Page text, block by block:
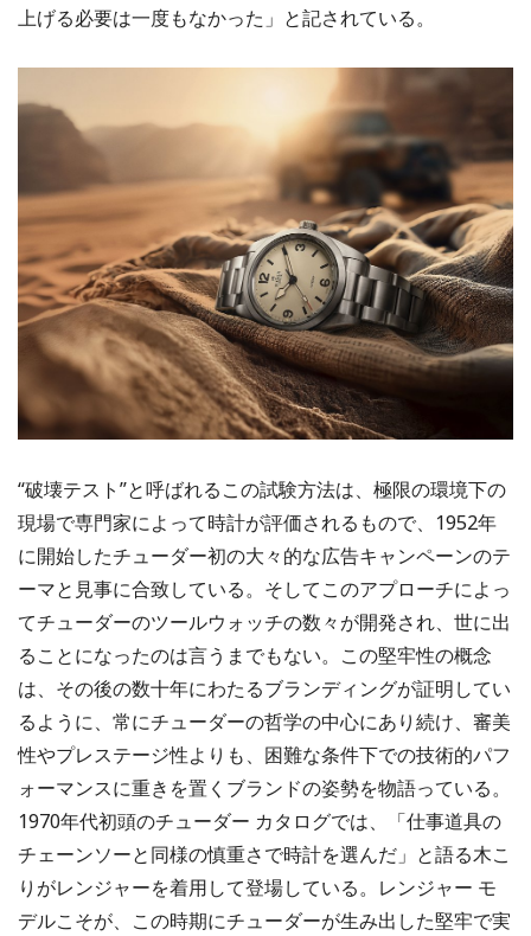
上げる必要は一度もなかった」と記されている。
“破壊テスト”と呼ばれるこの試験方法は、極限の環境下の
現場で専門家によって時計が評価されるもので、1952年
に開始したチューダー初の大々的な広告キャンペーンのテ
ーマと見事に合致している。そしてこのアプローチによっ
てチューダーのツールウォッチの数々が開発され、世に出
ることになったのは言うまでもない。この堅牢性の概念
は、その後の数十年にわたるブランディングが証明してい
るように、常にチューダーの哲学の中心にあり続け、審美
性やプレステージ性よりも、困難な条件下での技術的パフ
ォーマンスに重きを置くブランドの姿勢を物語っている。
1970年代初頭のチューダー カタログでは、「仕事道具の
チェーンソーと同様の慎重さで時計を選んだ」と語る木こ
りがレンジャーを着用して登場している。レンジャー モ
デルこそが、この時期にチューダーが生み出した堅牢で実